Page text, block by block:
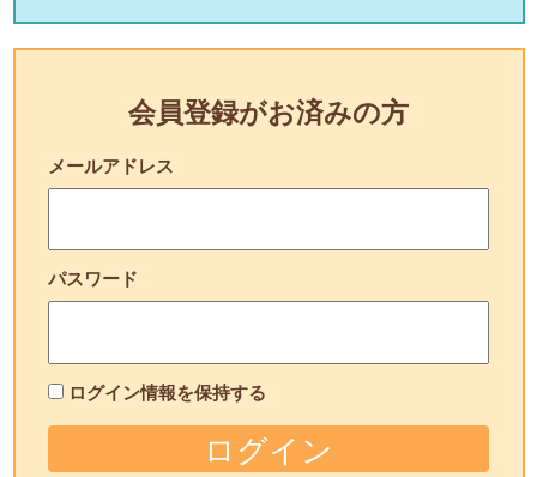
会員登録がお済みの方
メールアドレス
パスワード
ログイン情報を保持する